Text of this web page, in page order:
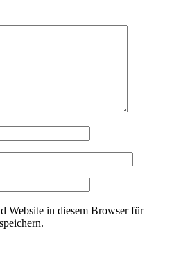
Website in diesem Browser für